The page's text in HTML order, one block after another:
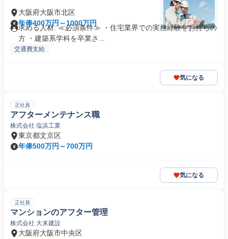
大阪府大阪市北区
年俸400万円～1000万円
求める人材: ≪必須条件≫ ・住宅業界での実務経験をお持ちの
方 ・建築系学科を卒業さ...
交通費支給
気になる
正社員
アフターメンテナンス職
株式会社 塩浜工業
東京都文京区
年俸500万円～700万円
気になる
正社員
マンションのアフター管理
株式会社 大末建設
大阪府大阪市中央区